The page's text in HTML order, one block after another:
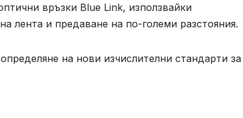
връзки Blue Link, използвайки
лента и предаване на по-големи разстояния.
на нови изчислителни стандарти за